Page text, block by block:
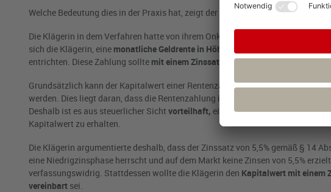
Welche Bedeutung dies in der Praxis hat, zeigt der vom BFH entschiedene Fall.
Die Klägerin in dem Verfahren hatte von ihrem Onkel das Eigentum an einem
sich die Klägerin, eine monatliche Geldrente in Höhe von 1.000 €
entrichten. Diese Zahlung sollte mit einem Zinssatz von 0,5% kapitalisiert
Grundsätzlich kann der Kapitalwert einer Rentenzahlung von der
werden. Dies liegt daran, dass die Rentenzahlung im Austauschverhältnis zur
Deshalb ist es aus steuerlicher Sicht vorteilhaft, einenmöglichst niedrigen
Kapitalwert zu erhalten.
Die Klägerin argumentierte deshalb, dass der Zinssatz von 5,5% gemäß § 14
eine Niedrigzinsphase herrscht und auf dem Markt keine Zinsen von 5,5%
verfassungswidrig. Stattdessen wollte die Klägerin den Kapitalwert mit einem
vereinbart sei.